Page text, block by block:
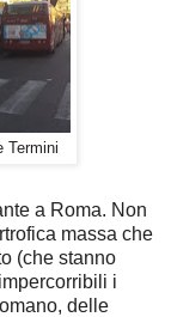
Termini
a Roma. Non
massa che
(che stanno
i
delle